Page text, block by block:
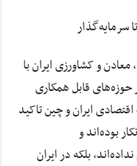
سرمایه‌گذار
و کشاورزی ایران با
حوزه‌های قابل همکاری
ایران و چین تاکید
بوده‌اند و
بلکه در ایران